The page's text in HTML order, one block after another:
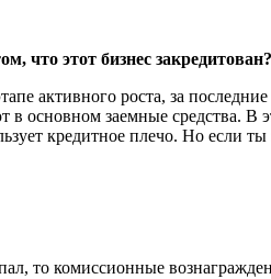
что этот бизнес закредитован?
активного роста, за
основном заемные средства. В
кредитное плечо. Но если
то комиссионные